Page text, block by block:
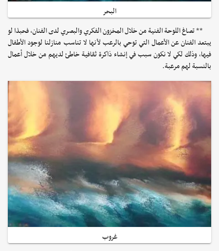
البحر
** تصاغ اللوحة الفنية من خلال المخزون الفكري والبصري لدى الفنان، فحبذا لو
يبتعد الفنان عن الأعمال التي توحي بالرعب لأنها لا تناسب منازلنا لوجود الأطفال
فيها، وذلك لكي لا نكون سبب في إنشاء ذاكرة ثقافية خاطئ لديهم من خلال أعمال
بالنسبة لهم مرعبة.
غروب